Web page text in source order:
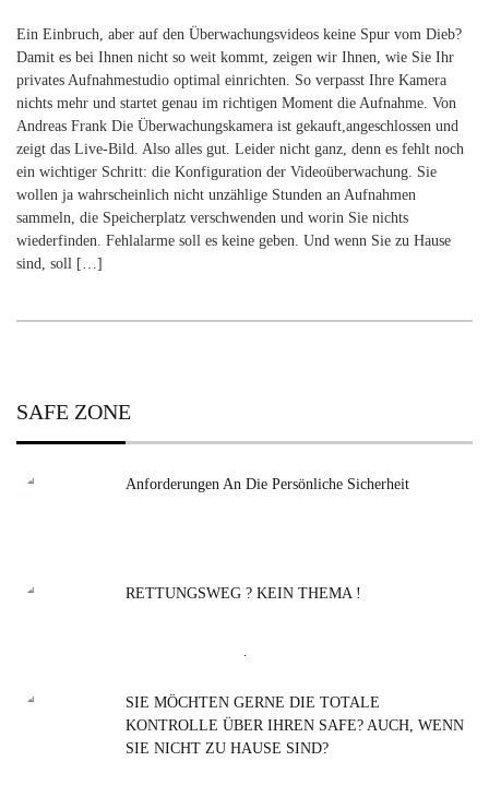
Ein Einbruch, aber auf den Überwachungsvideos keine Spur vom Dieb?
Damit es bei Ihnen nicht so weit kommt, zeigen wir Ihnen, wie Sie Ihr
privates Aufnahmestudio optimal einrichten. So verpasst Ihre Kamera
nichts mehr und startet genau im richtigen Moment die Aufnahme. Von
Andreas Frank Die Überwachungskamera ist gekauft,angeschlossen und
zeigt das Live-Bild. Also alles gut. Leider nicht ganz, denn es fehlt noch
ein wichtiger Schritt: die Konfiguration der Videoüberwachung. Sie
wollen ja wahrscheinlich nicht unzählige Stunden an Aufnahmen
sammeln, die Speicherplatz verschwenden und worin Sie nichts
wiederfinden. Fehlalarme soll es keine geben. Und wenn Sie zu Hause
sind, soll […]
SAFE ZONE
Anforderungen An Die Persönliche Sicherheit
RETTUNGSWEG ? KEIN THEMA !
SIE MÖCHTEN GERNE DIE TOTALE
KONTROLLE ÜBER IHREN SAFE? AUCH, WENN
SIE NICHT ZU HAUSE SIND?